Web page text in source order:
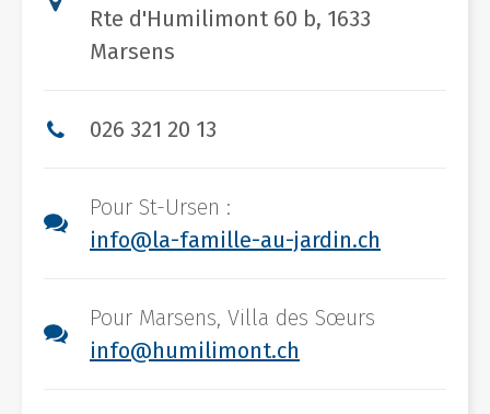
Rte d'Humilimont 60 b, 1633
Marsens
026 321 20 13
Pour St-Ursen :
info@la-famille-au-jardin.ch
Pour Marsens, Villa des Sœurs
info@humilimont.ch